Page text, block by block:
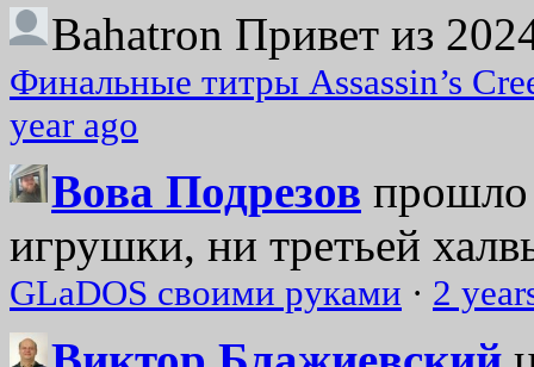
Bahatron Привет из
Финальные титры Assassin’s
year ago
Вова Подрезов прошло
игрушки, ни третьей
GLaDOS своими руками · 2